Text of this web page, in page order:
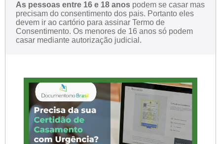
As pessoas entre 16 e 18 anos podem se casar mas
precisam do consentimento dos pais. Portanto eles
devem ir ao cartório para assinar Termo de
Consentimento. Os menores de 16 anos só podem
casar mediante autorização judicial.